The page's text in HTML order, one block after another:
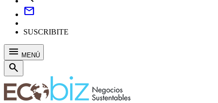
mail
SUSCRIBITE
menu MENÚ
search